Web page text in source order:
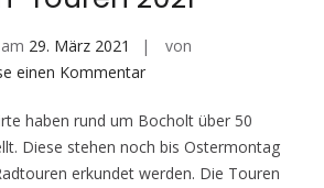
29. März 2021
von
einen Kommentarauf
Touren
2021
haben rund um Bocholt über 50
Diese stehen noch bis Ostermontag
erkundet werden. Die Touren